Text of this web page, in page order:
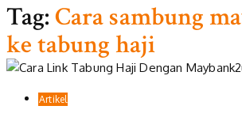
Tag:Cara sambung
ke tabung haji
Artikel